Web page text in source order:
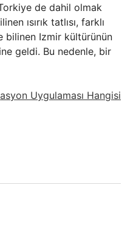
de dahil olmak
ısırık tatlısı, farklı
bilinen Izmir kültürünün
geldi. Bu nedenle, bir
Uygulaması Hangisi